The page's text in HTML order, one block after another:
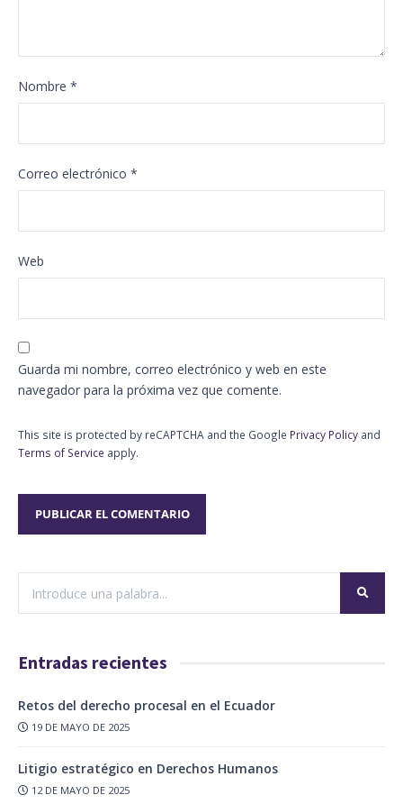
Nombre *
Correo electrónico *
Web
Guarda mi nombre, correo electrónico y web en este
navegador para la próxima vez que comente.
This site is protected by reCAPTCHA and the Google Privacy Policy and
Terms of Service apply.
Entradas recientes
Retos del derecho procesal en el Ecuador
19 DE MAYO DE 2025
Litigio estratégico en Derechos Humanos
12 DE MAYO DE 2025